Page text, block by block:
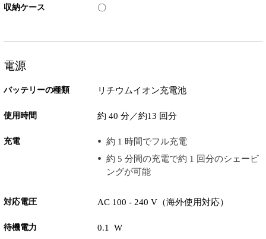
収納ケース 〇
電源
バッテリーの種類 リチウムイオン充電池
使用時間 約 40 分／約13 回分
充電
約 1 時間でフル充電
約 5 分間の充電で約 1 回分のシェービ
ングが可能
対応電圧 AC 100 - 240 V（海外使用対応）
待機電力 0.1 W